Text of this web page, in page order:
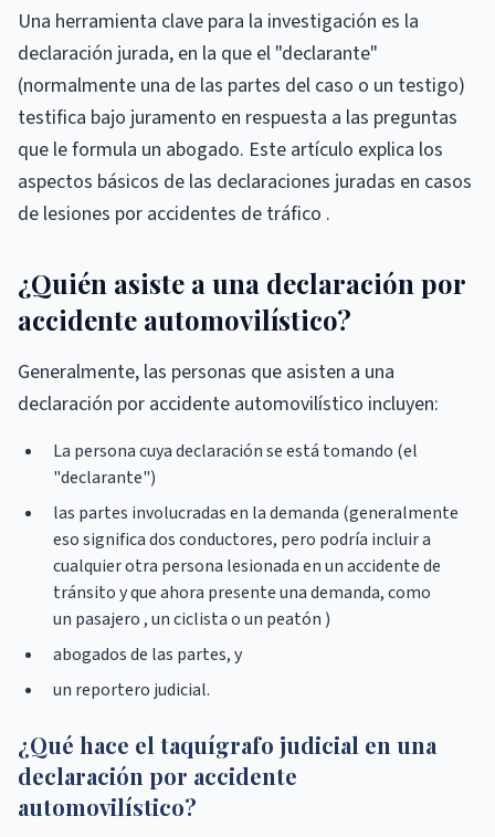
Una herramienta clave para la investigación es la
declaración jurada, en la que el "declarante"
(normalmente una de las partes del caso o un testigo)
testifica bajo juramento en respuesta a las preguntas
que le formula un abogado. Este artículo explica los
aspectos básicos de las declaraciones juradas en casos
de lesiones por accidentes de tráfico .
¿Quién asiste a una declaración por
accidente automovilístico?
Generalmente, las personas que asisten a una
declaración por accidente automovilístico incluyen:
La persona cuya declaración se está tomando (el
"declarante")
las partes involucradas en la demanda (generalmente
eso significa dos conductores, pero podría incluir a
cualquier otra persona lesionada en un accidente de
tránsito y que ahora presente una demanda, como
un pasajero , un ciclista o un peatón )
abogados de las partes, y
un reportero judicial.
¿Qué hace el taquígrafo judicial en una
declaración por accidente
automovilístico?